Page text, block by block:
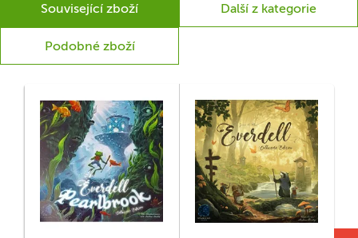
Související zboží Další z kategorie
Podobné zboží